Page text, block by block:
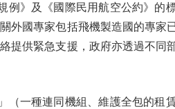
》及《國際民用航空公約》的
外國專家包括飛機製造國的專家
提供緊急支援，政府亦透過不同
一種連同機組、維護全包的租